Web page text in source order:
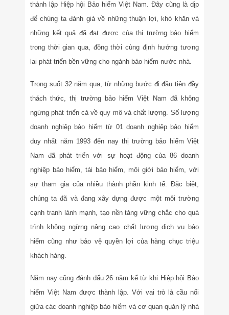
thành lập Hiệp hội Bảo hiểm Việt Nam. Đây cũng là dịp
để chúng ta đánh giá về những thuận lợi, khó khăn và
những kết quả đã đạt được của thị trường bảo hiểm
trong thời gian qua, đồng thời cùng định hướng tương
lai phát triển bền vững cho ngành bảo hiểm nước nhà.
Trong suốt 32 năm qua, từ những bước đi đầu tiên đầy
thách thức, thị trường bảo hiểm Việt Nam đã không
ngừng phát triển cả về quy mô và chất lượng. Số lượng
doanh nghiệp bảo hiểm từ 01 doanh nghiệp bảo hiểm
duy nhất năm 1993 đến nay thị trường bảo hiểm Việt
Nam đã phát triển với sự hoạt động của 86 doanh
nghiệp bảo hiểm, tái bảo hiểm, môi giới bảo hiểm, với
sự tham gia của nhiều thành phần kinh tế. Đặc biệt,
chúng ta đã và đang xây dựng được một môi trường
cạnh tranh lành mạnh, tạo nền tảng vững chắc cho quá
trình không ngừng nâng cao chất lượng dịch vụ bảo
hiểm cũng như bảo vệ quyền lợi của hàng chục triệu
khách hàng.
Năm nay cũng đánh dấu 26 năm kể từ khi Hiệp hội Bảo
hiểm Việt Nam được thành lập. Với vai trò là cầu nối
giữa các doanh nghiệp bảo hiểm và cơ quan quản lý nhà